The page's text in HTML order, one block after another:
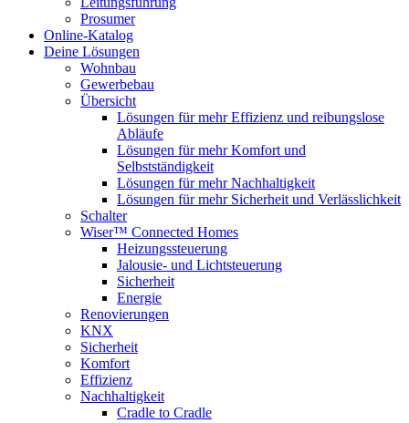
Prosumer
Online-Katalog
Deine Lösungen
Wohnbau
Gewerbebau
Übersicht
Lösungen für mehr Effizienz und reibungslose
Abläufe
Lösungen für mehr Komfort und
Selbstständigkeit
Lösungen für mehr Nachhaltigkeit
Lösungen für mehr Sicherheit und Verlässlichkeit
Schalter
Wiser™ Connected Homes
Heizungssteuerung
Jalousie- und Lichtsteuerung
Sicherheit
Energie
Renovierungen
KNX
Sicherheit
Komfort
Effizienz
Nachhaltigkeit
Cradle to Cradle